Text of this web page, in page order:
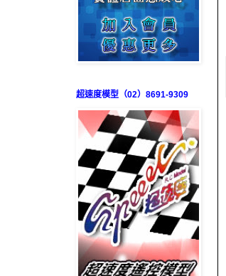
超速度模型（02）8691-9309